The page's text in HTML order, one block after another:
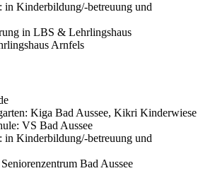
in Kinderbildung/-betreuung und
in LBS & Lehrlingshaus
Arnfels
Kiga Bad Aussee, Kikri Kinderwiese
VS Bad Aussee
in Kinderbildung/-betreuung und
Bad Aussee